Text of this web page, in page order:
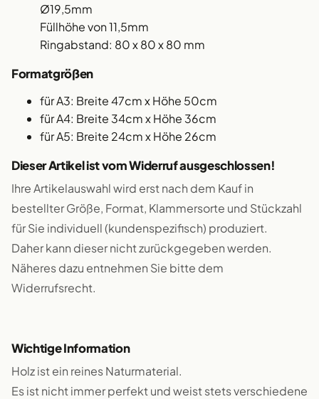
Ø19,5mm
Füllhöhe von 11,5mm
Ringabstand: 80 x 80 x 80 mm
Formatgrößen
für A3: Breite 47cm x Höhe 50cm
für A4: Breite 34cm x Höhe 36cm
für A5: Breite 24cm x Höhe 26cm
Dieser Artikel ist vom Widerruf ausgeschlossen!
Ihre Artikelauswahl wird erst nach dem Kauf in
bestellter Größe, Format, Klammersorte und Stückzahl
für Sie individuell (kundenspezifisch) produziert.
Daher kann dieser nicht zurückgegeben werden.
Näheres dazu entnehmen Sie bitte dem
Widerrufsrecht.
Wichtige Information
Holz ist ein reines Naturmaterial.
Es ist nicht immer perfekt und weist stets verschiedene